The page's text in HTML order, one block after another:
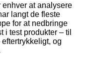
enhver at analysere
langt de fleste
for at nedbringe
i test produkter – til
og